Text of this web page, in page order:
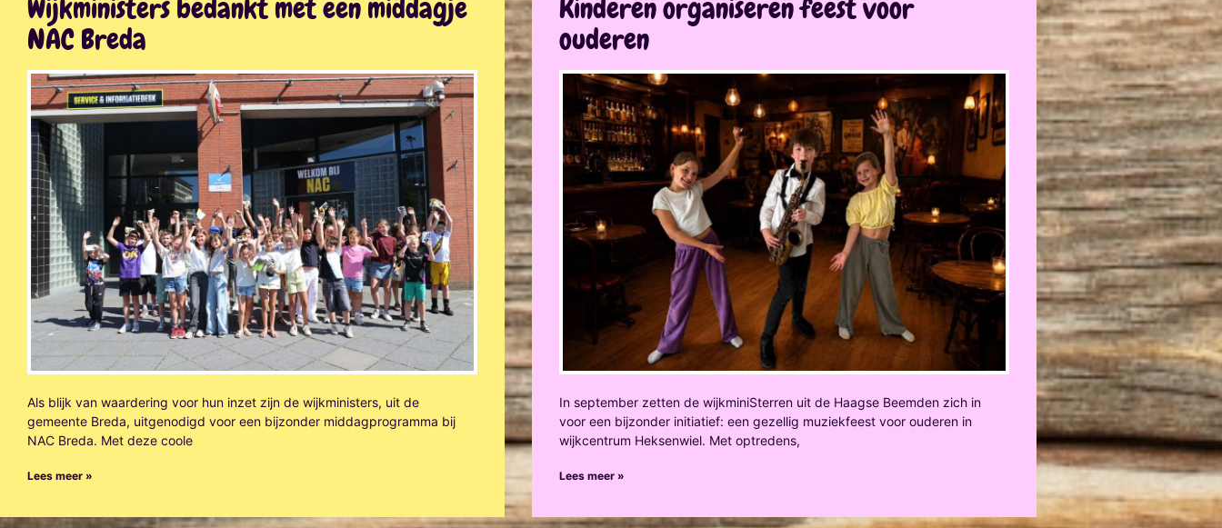
Wijkministers bedankt met een middagje
NAC Breda
Als blijk van waardering voor hun inzet zijn de wijkministers, uit de
gemeente Breda, uitgenodigd voor een bijzonder middagprogramma bij
NAC Breda. Met deze coole
Lees meer »
Kinderen organiseren feest voor
ouderen
In september zetten de wijkminiSterren uit de Haagse Beemden zich in
voor een bijzonder initiatief: een gezellig muziekfeest voor ouderen in
wijkcentrum Heksenwiel. Met optredens,
Lees meer »